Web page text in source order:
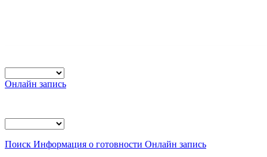
Онлайн запись
Поиск Информация о готовности Онлайн запись